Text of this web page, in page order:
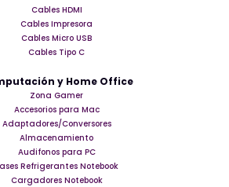
Cables HDMI
Cables Impresora
Cables Micro USB
Cables Tipo C
y Home Office
Zona Gamer
Accesorios para Mac
Adaptadores/Conversores
Almacenamiento
Audifonos para PC
Refrigerantes Notebook
Cargadores Notebook